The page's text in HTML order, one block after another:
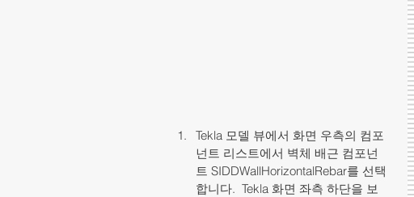
Tekla 모델 뷰에서 화면 우측의 컴포
넌트 리스트에서 벽체 배근 컴포넌
트 SIDDWallHorizontalRebar를 선택
합니다.  Tekla 화면 좌측 하단을 보